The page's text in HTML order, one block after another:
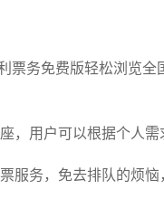
票务免费版轻松浏览
，用户可以根据个人
服务，免去排队的烦